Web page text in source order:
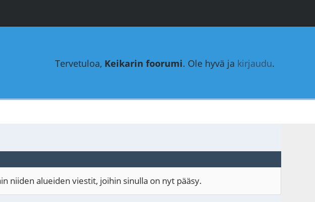
Tervetuloa, Keikarin foorumi. Ole hyvä ja kirjaudu.
niiden alueiden viestit, joihin sinulla on nyt pääsy.